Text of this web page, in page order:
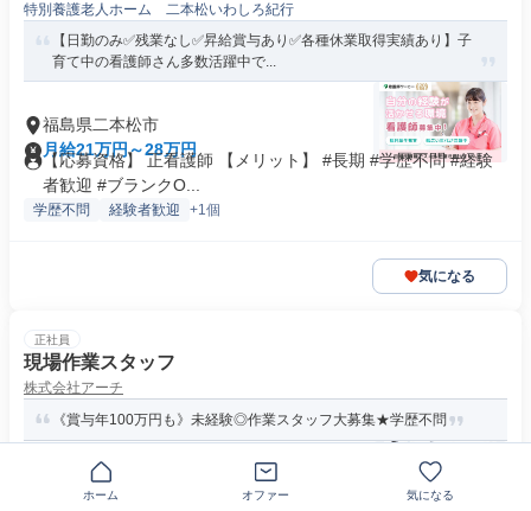
特別養護老人ホーム 二本松いわしろ紀行
【日勤のみ✅残業なし✅昇給賞与あり✅各種休業取得実績あり】子
育て中の看護師さん多数活躍中で...
福島県二本松市
月給21万円～28万円
【応募資格】 正看護師 【メリット】 #長期 #学歴不問 #経験
者歓迎 #ブランクO...
学歴不問 経験者歓迎 +1個
気になる
正社員
現場作業スタッフ
株式会社アーチ
《賞与年100万円も》未経験◎作業スタッフ大募集★学歴不問
〒964-0956福島県二本松市木ノ崎
ホーム オファー 気になる